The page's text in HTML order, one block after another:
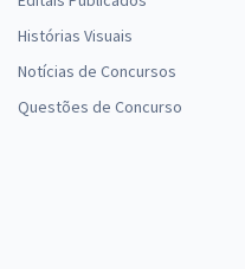
Histórias Visuais
Notícias de Concursos
Questões de Concurso